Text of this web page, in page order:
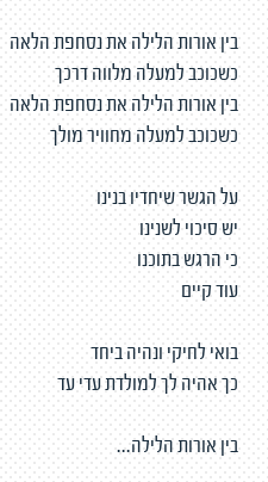
בין אורות הלילה את נסחפת הלאה
כשכוכב למעלה מלווה דרכך
בין אורות הלילה את נסחפת הלאה
כשכוכב למעלה מחוויר מולך
על הגשר שיחדיו בנינו
יש סיכוי לשנינו
כי הרגש בתוכנו
עוד קיים
בואי לחיקי ונהיה ביחד
כך אהיה לך למולדת עדי עד
בין אורות הלילה...